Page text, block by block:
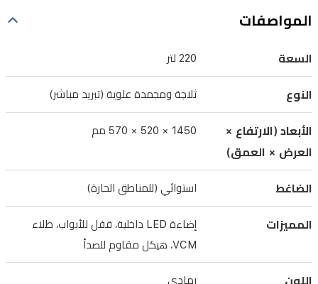
والمكثف
الذي
أداءً
فائقاً.
تتميز
بهيكل
معدني
مقاوم
ومطلي
المواصفات
السعة 220 لتر
النوع ثلاجة ومجمدة علوية (تبريد مباشر)
الأبعاد (الارتفاع ×
العرض × العمق)
1450 × 520 × 570 مم
الضاغط استوائي (للمناطق الحارة)
المميزات
إضاءة LED داخلية، قفل للأبواب، طلاء
VCM، هيكل مقاوم للصدأ
اللون رمادي